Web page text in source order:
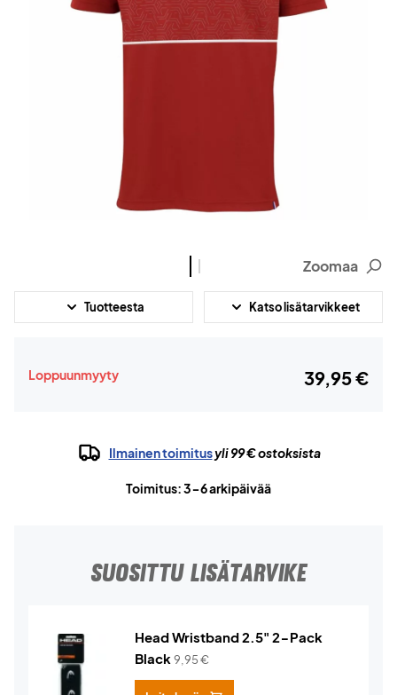
Zoomaa
Tuotteesta Katso lisätarvikkeet
Loppuunmyyty 39,95 €
Ilmainen toimitusyli 99 € ostoksista
Toimitus: 3-6 arkipäivää
SUOSITTU LISÄTARVIKE
Head Wristband 2.5" 2-Pack
Black9,95€